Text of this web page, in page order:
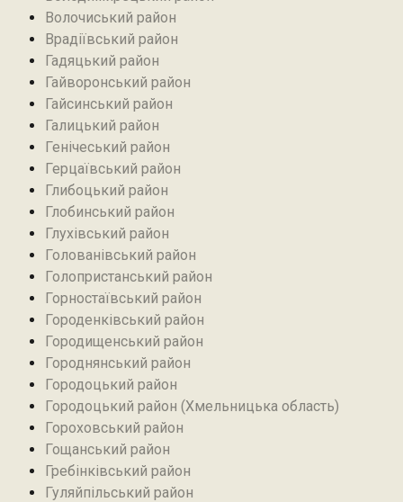
Волочиський район
Врадіївський район‎
Гадяцький район
Гайворонський район
Гайсинський район
Галицький район
Генічеський район
Герцаївський район
Глибоцький район
Глобинський район
Глухівський район‎
Голованівський район
Голопристанський район
Горностаївський район‎
Городенківський район
Городищенський район‎
Городнянський район
Городоцький район
Городоцький район (Хмельницька область)
Гороховський район
Гощанський район
Гребінківський район
Гуляйпільський район‎